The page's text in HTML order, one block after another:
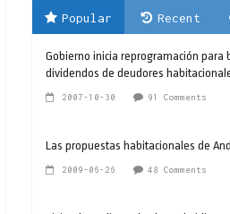
Popular Recent
Gobierno inicia reprogramación para
dividendos de deudores
2007-10-30 91 Comments
Las propuestas habitacionales de
2009-06-26 48 Comments